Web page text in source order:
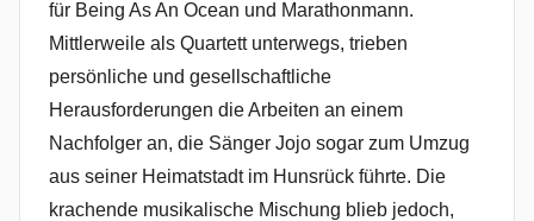
für Being As An Ocean und Marathonmann.
Mittlerweile als Quartett unterwegs, trieben
persönliche und gesellschaftliche
Herausforderungen die Arbeiten an einem
Nachfolger an, die Sänger Jojo sogar zum Umzug
aus seiner Heimatstadt im Hunsrück führte. Die
krachende musikalische Mischung blieb jedoch,